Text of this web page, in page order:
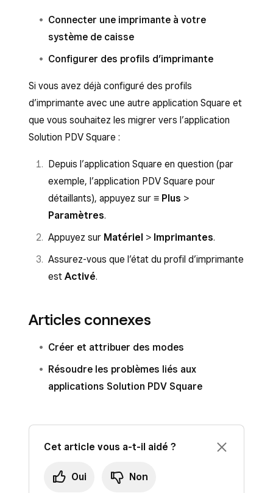
Connecter une imprimante à votre
système de caisse
Configurer des profils d’imprimante
Si vous avez déjà configuré des profils
d’imprimante avec une autre application Square et
que vous souhaitez les migrer vers l’application
Solution PDV Square :
Depuis l’application Square en question (par
exemple, l’application PDV Square pour
détaillants), appuyez sur ≡ Plus >
Paramètres.
Appuyez sur Matériel > Imprimantes.
Assurez-vous que l’état du profil d’imprimante
est Activé.
Articles connexes
Créer et attribuer des modes
Résoudre les problèmes liés aux
applications Solution PDV Square
Cet article vous a-t-il aidé ?
Oui Non